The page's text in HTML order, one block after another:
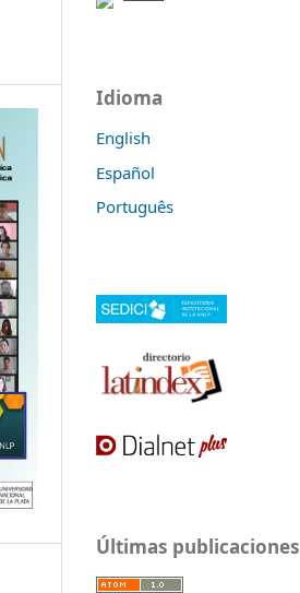
Idioma
English
Español
Português
Últimas publicaciones